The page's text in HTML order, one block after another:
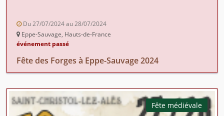
Du 27/07/2024 au 28/07/2024
Eppe-Sauvage, Hauts-de-France
événement passé
Fête des Forges à Eppe-Sauvage 2024
Fête médiévale